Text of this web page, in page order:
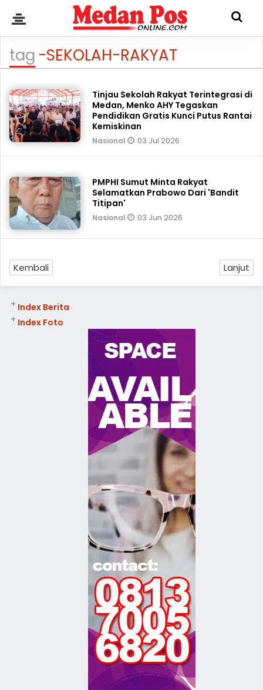
tag -SEKOLAH-RAKYAT
Tinjau Sekolah Rakyat Terintegrasi di
Medan, Menko AHY Tegaskan
Pendidikan Gratis Kunci Putus Rantai
Kemiskinan
Nasional 03 Jul 2026
PMPHI Sumut Minta Rakyat
Selamatkan Prabowo Dari 'Bandit
Titipan'
Nasional 03 Jun 2026
Kembali Lanjut
Index Berita
+
Index Foto
+